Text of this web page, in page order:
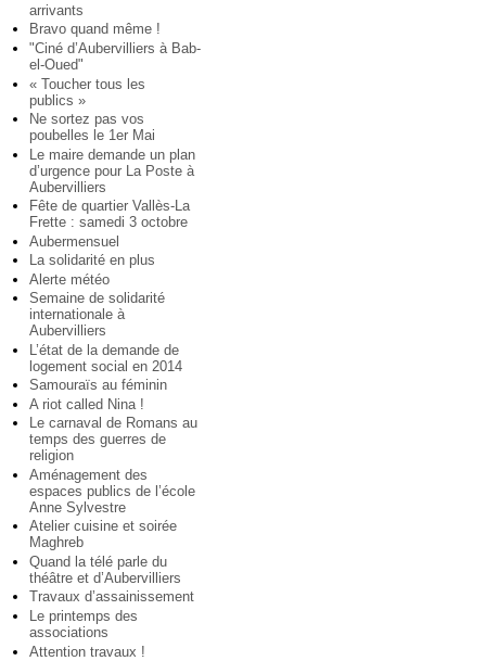
arrivants
Bravo quand même !
"Ciné d’Aubervilliers à Bab-
el-Oued"
« Toucher tous les
publics »
Ne sortez pas vos
poubelles le 1er Mai
Le maire demande un plan
d’urgence pour La Poste à
Aubervilliers
Fête de quartier Vallès-La
Frette : samedi 3 octobre
Aubermensuel
La solidarité en plus
Alerte météo
Semaine de solidarité
internationale à
Aubervilliers
L’état de la demande de
logement social en 2014
Samouraïs au féminin
A riot called Nina !
Le carnaval de Romans au
temps des guerres de
religion
Aménagement des
espaces publics de l’école
Anne Sylvestre
Atelier cuisine et soirée
Maghreb
Quand la télé parle du
théâtre et d’Aubervilliers
Travaux d’assainissement
Le printemps des
associations
Attention travaux !